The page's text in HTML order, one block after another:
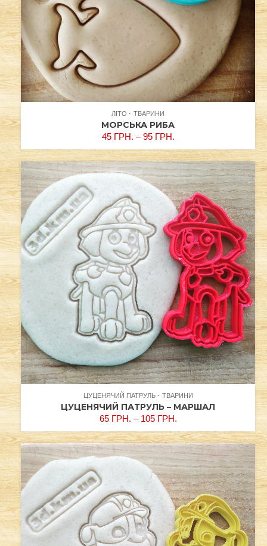
ЛІТО ТВАРИНИ
МОРСЬКА РИБА
45 ГРН. –95 ГРН.
ЦУЦЕНЯЧИЙ ПАТРУЛЬ ТВАРИНИ
ЦУЦЕНЯЧИЙ ПАТРУЛЬ – МАРШАЛ
65 ГРН. – 105 ГРН.